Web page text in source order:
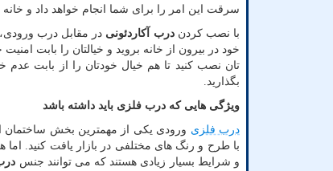
سرقت این امر را برای شما انجام خواهد داد و
با نصب کردندرب آکاردئونی در مقابل درب ورودی،
خود در بیرون از خانه بروید و خیالتان را بابت
تان نصب کنید تا هم خیال خودتان را از بابت
بگذارید.
ویژگی هایی که درب فلزی باید داشته باشد
درب فلزی ورودی یکی از مهمترین بخش ساختمان
با طرح و رنگ های مختلفی در بازار یافت کنید.
و شرایط بسیار زیادی هستند که می توانند جنس